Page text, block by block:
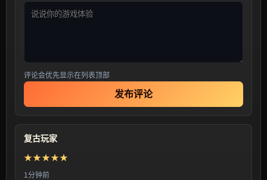
评论会优先显示在列表顶部
发布评论
复古玩家
★★★★★
1分钟前